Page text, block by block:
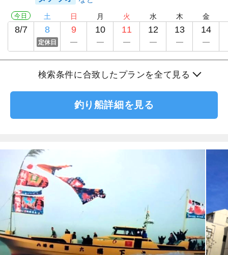
今日
8/7
土
8
定休日
日
9
月
10
火
11
水
12
木
13
金
14
検索条件に合致したプランを全て見る
釣り船詳細を見る